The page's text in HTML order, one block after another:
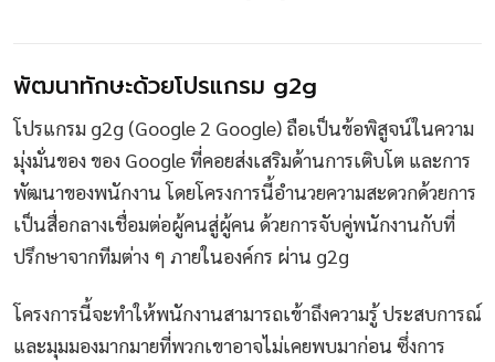
พัฒนาทักษะด้วยโปรแกรม g2g
โปรแกรม g2g (Google 2 Google) ถือเป็นข้อพิสูจน์ในความ
มุ่งมั่นของ ของ Google ที่คอยส่งเสริมด้านการเติบโต และการ
พัฒนาของพนักงาน โดยโครงการนี้อำนวยความสะดวกด้วยการ
เป็นสื่อกลางเชื่อมต่อผู้คนสู่ผู้คน ด้วยการจับคู่พนักงานกับที่
ปรึกษาจากทีมต่าง ๆ ภายในองค์กร ผ่าน g2g
โครงการนี้จะทำให้พนักงานสามารถเข้าถึงความรู้ ประสบการณ์
และมุมมองมากมายที่พวกเขาอาจไม่เคยพบมาก่อน ซึ่งการ